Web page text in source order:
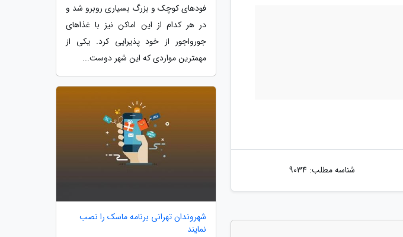
شناسه مطلب: 9034
فودهای کوچک و بزرگ بسیاری روبرو شد و
در هر کدام از این اماکن نیز با غذاهای
جورواجور از خود پذیرایی کرد. یکی از
مهمترین مواردی که این شهر دوست...
شهروندان تهرانی برنامه ماسک را نصب
نمایند